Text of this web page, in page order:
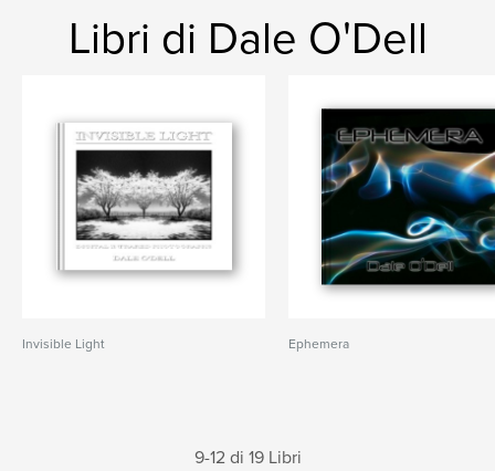
Libri di Dale O'Dell
Invisible Light Ephemera
9-12 di 19 Libri